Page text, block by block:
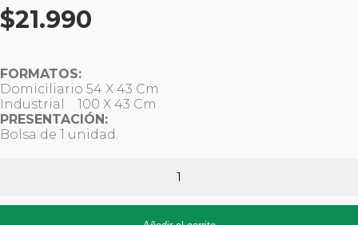
$21.990
FORMATOS:
Domiciliario 54 X 43 Cm
Industrial 100 X 43 Cm
PRESENTACIÓN:
Bolsa de 1 unidad.
Calzado